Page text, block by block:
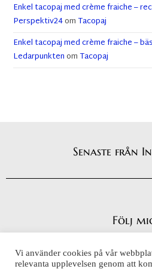
Enkel tacopaj med crème fraiche –
Perspektiv24omTacopaj
Enkel tacopaj med crème fraiche –
LedarpunktenomTacopaj
Senaste från
Följ
Vi använder cookies på vår
relevanta upplevelsen genom att